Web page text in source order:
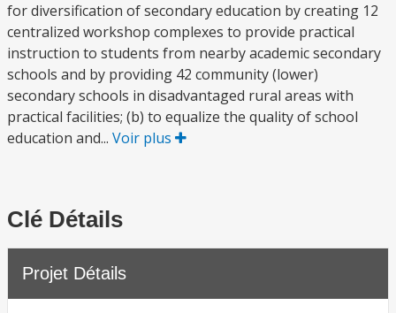
for diversification of secondary education by creating 12
centralized workshop complexes to provide practical
instruction to students from nearby academic secondary
schools and by providing 42 community (lower)
secondary schools in disadvantaged rural areas with
practical facilities; (b) to equalize the quality of school
education and... Voir plus
Clé Détails
Projet Détails